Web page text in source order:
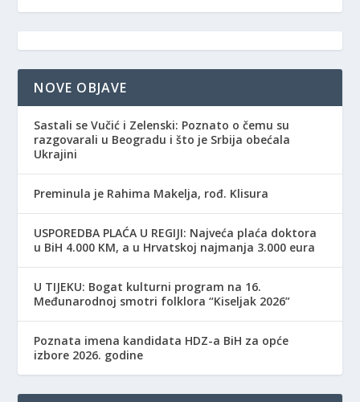
NOVE OBJAVE
Sastali se Vučić i Zelenski: Poznato o čemu su
razgovarali u Beogradu i što je Srbija obećala
Ukrajini
Preminula je Rahima Makelja, rođ. Klisura
USPOREDBA PLAĆA U REGIJI: Najveća plaća doktora
u BiH 4.000 KM, a u Hrvatskoj najmanja 3.000 eura
​U TIJEKU: Bogat kulturni program na 16.
Međunarodnoj smotri folklora “Kiseljak 2026”
Poznata imena kandidata HDZ-a BiH za opće
izbore 2026. godine